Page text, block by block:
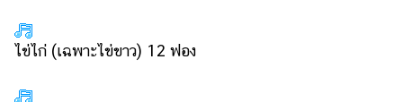
ไข่ไก่ (เฉพาะไข่ขาว) 12 ฟอง